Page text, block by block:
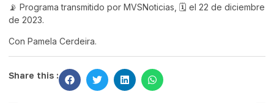
📡 Programa transmitido por MVSNoticias, 🗓️ el 22 de diciembre
de 2023.
Con Pamela Cerdeira.
Share this :